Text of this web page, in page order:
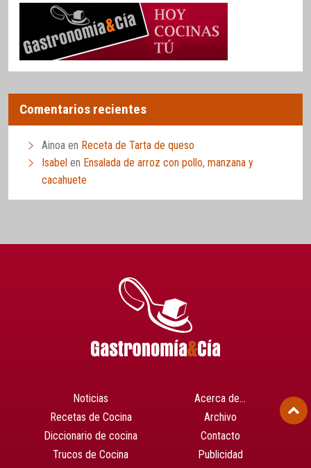
Comentarios recientes
Ainoa en Receta de Tarta de queso
Isabel en Ensalada de arroz con pollo, manzana y
cacahuete
Noticias
Recetas de Cocina
Diccionario de cocina
Trucos de Cocina
Acerca de…
Archivo
Contacto
Publicidad